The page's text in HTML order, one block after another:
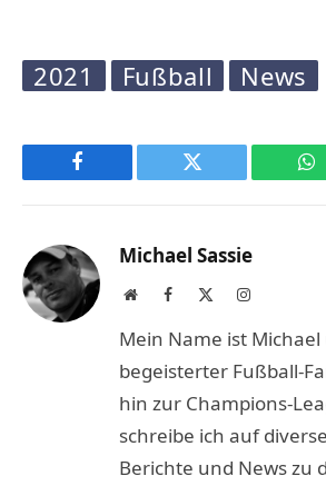
2021 Fußball News
Facebook Twitter
Michael Sassie
WebsiteFacebook Instagram
Mein Name ist
begeisterter Fußball-
hin zur Champions-
schreibe ich auf
Berichte und News zu